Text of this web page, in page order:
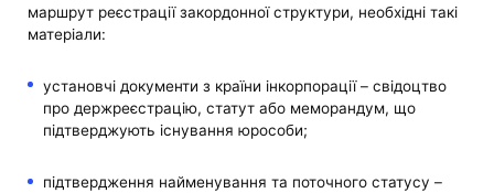
маршрут реєстрації закордонної структури, необхідні такі
матеріали:
установчі документи з країни інкорпорації – свідоцтво
про держреєстрацію, статут або меморандум, що
підтверджують існування юрособи;
підтвердження найменування та поточного статусу –